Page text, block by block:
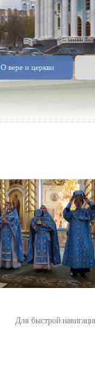
О вере и церкви
Для быстрой